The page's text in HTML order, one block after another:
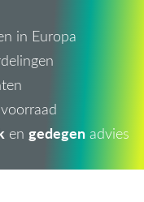
in Europa
en gedegen advies